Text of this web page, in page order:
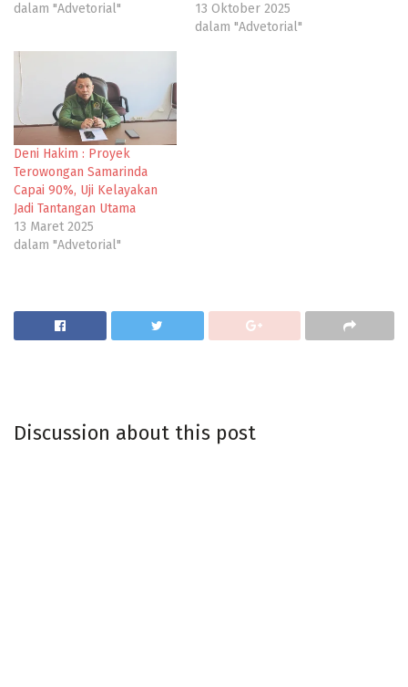
dalam "Advetorial"
13 Oktober 2025
dalam "Advetorial"
Deni Hakim : Proyek
Terowongan Samarinda
Capai 90%, Uji Kelayakan
Jadi Tantangan Utama
13 Maret 2025
dalam "Advetorial"
Discussion about this post